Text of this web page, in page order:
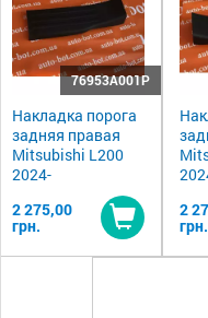
76953A001P
Накладка порога
задняя правая
Mitsubishi L200
2024-
2 275,00
грн.
Купить
2
грн.